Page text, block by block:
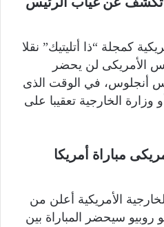
كمجلة “ذا أتليتيك” نقلا
الأمريكى لن يحضر
أنجلوس، في الوقت الذى
وزارة الخارجية تعقيبا على
مباراة أمريكا
الأمريكية أعلن من
روبيو سيحضر المباراة بين